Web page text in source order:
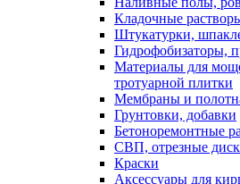
Кладочные
Штукатурки,
Гидрофобизаторы,
Материалы для
тротуарной плитки
Мембраны и
Грунтовки, добавки
Бетоноремонтные
СВП, отрезные
Краски
Аксессуары для